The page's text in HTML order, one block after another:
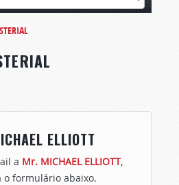
ELLIOTT
a Mr. MICHAEL ELLIOTT,
o formulário abaixo.